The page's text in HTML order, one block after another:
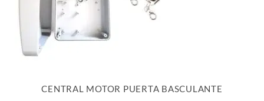
CENTRAL MOTOR PUERTA BASCULANTE